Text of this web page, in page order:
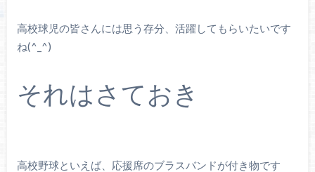
高校球児の皆さんには思う存分、活躍してもらいたいです
ね(^_^)
それはさておき
高校野球といえば、応援席のブラスバンドが付き物です